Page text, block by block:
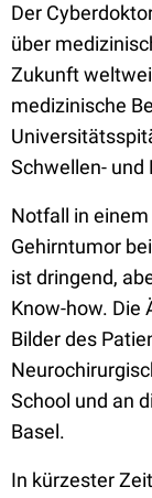
Der
über
Zukunft
medizinische
Schwellen-
Notfall in
Gehirntumor
ist dringend,
Know-how. Die
Bilder des
School und an
Basel.
In kürzester